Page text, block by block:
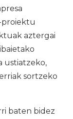
proiektu
aztergai
ustiatzeko,
sortzeko
baten bidez